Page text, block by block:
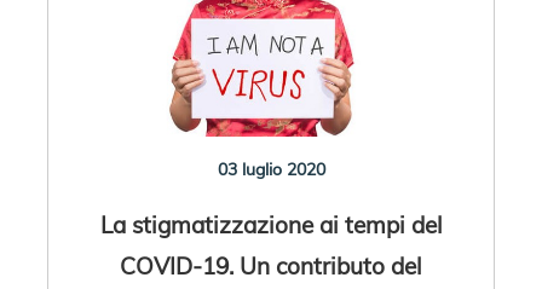
03 luglio 2020
La stigmatizzazione ai tempi del
COVID-19. Un contributo del